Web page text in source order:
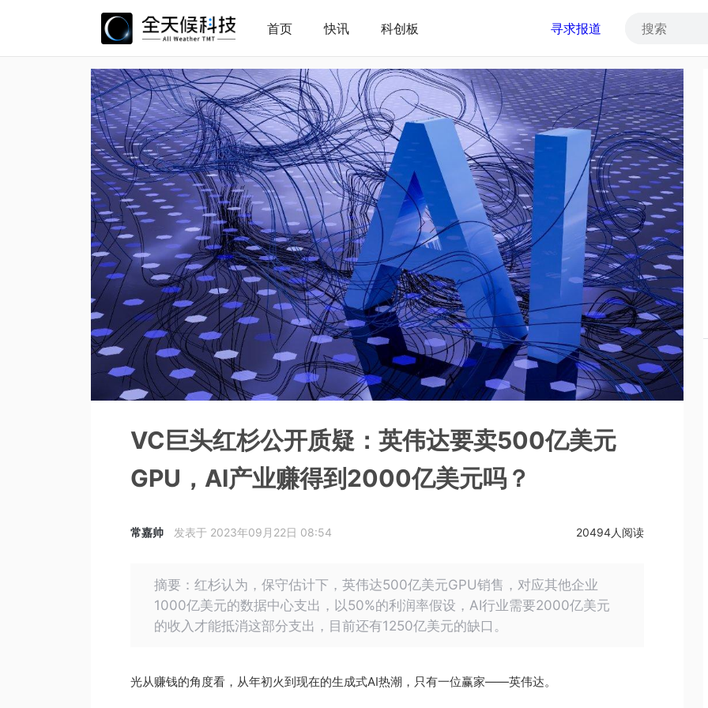
首页 快讯 科创板 寻求报道
VC巨头红杉公开质疑：英伟达要卖500亿美元
GPU，AI产业赚得到2000亿美元吗？
常嘉帅 发表于 2023年09月22日 08:54 20494人阅读
摘要：红杉认为，保守估计下，英伟达500亿美元GPU销售，对应其他企业
1000亿美元的数据中心支出，以50%的利润率假设，AI行业需要2000亿美元
的收入才能抵消这部分支出，目前还有1250亿美元的缺口。
光从赚钱的角度看，从年初火到现在的生成式AI热潮，只有一位赢家——英伟达。